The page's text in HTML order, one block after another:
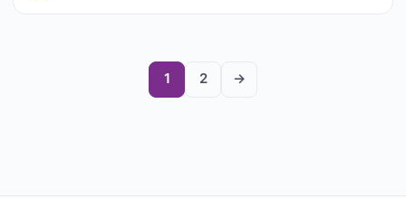
1 2 →